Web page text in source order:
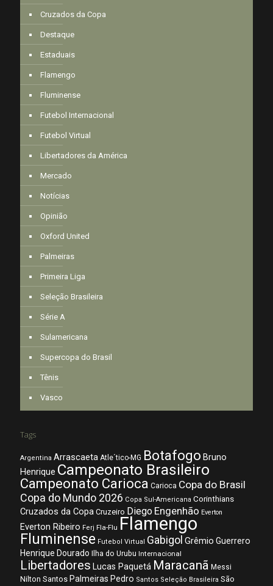
Cruzados da Copa
Destaque
Estaduais
Flamengo
Fluminense
Futebol Internacional
Futebol Virtual
Libertadores da América
Mercado
Notícias
Opinião
Oxford United
Palmeiras
Primeira Liga
Seleção Brasileira
Série A
Sulamericana
Supercopa do Brasil
Tênis
Vasco
Tags
Argentina Arrascaeta Atle´tico-MG Botafogo Bruno
Henrique Campeonato Brasileiro
Campeonato Carioca Carioca Copa do Brasil
Copa do Mundo 2026 Copa Sul-Americana Corinthians
Cruzados da Copa Cruzeiro Diego Engenhão Everton
Everton Ribeiro Ferj Fla-Flu Flamengo
Fluminense Futebol Virtual Gabigol Grêmio Guerrero
Henrique Dourado Ilha do Urubu Internacional
Libertadores Lucas Paquetá Maracanã Messi
Nilton Santos Palmeiras Pedro Santos Seleção Brasileira São